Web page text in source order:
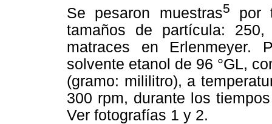
Se pesaron muestras5
por
tamaños de partícula:
matraces en Erlenmeyer.
solvente etanol de 96 °GL,
(gramo: mililitro), a
300 rpm, durante los
Ver fotografías 1 y 2.